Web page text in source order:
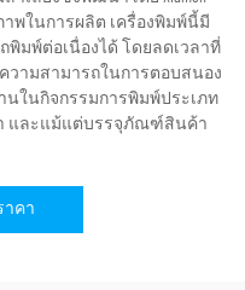
าพในการผลิต เครื่องพิมพ์นี้มี
พิมพ์ต่อเนื่องได้ โดยลดเวลาที่
วามสามารถในการตอบสนอง
นในกิจกรรมการพิมพ์ประเภท
และแม้แต่บรรจุภัณฑ์สินค้า
าคา